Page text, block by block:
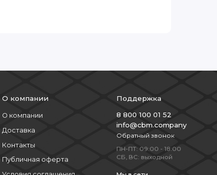
О компании
О компании
Доставка
Контакты
Публичная оферта
Поддержка
8 800 100 01 52
info@cbm.company
Обратный звонок
ПН-ПТ: 09:00 - 18:00
СБ, ВС: выходной